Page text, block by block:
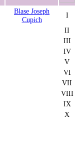
Blase Joseph
Cupich
I
II
III
IV
V
VI
VII
VIII
IX
X